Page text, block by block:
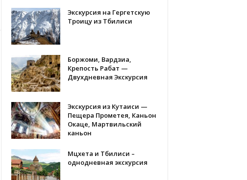
Экскурсия на Гергетскую
Троицу из Тбилиси
Боржоми, Вардзиа,
Крепость Рабат —
Двухдневная Экскурсия
Экскурсия из Кутаиси —
Пещера Прометея, Каньон
Окаце, Мартвильский
каньон
Мцхета и Тбилиси –
однодневная экскурсия